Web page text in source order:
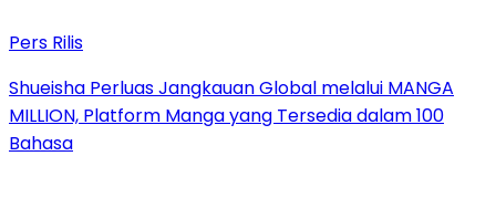
Pers Rilis
Shueisha Perluas Jangkauan Global melalui MANGA
MILLION, Platform Manga yang Tersedia dalam 100
Bahasa